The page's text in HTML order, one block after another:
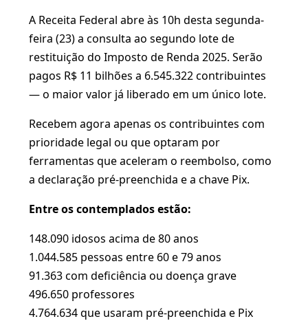
A Receita Federal abre às 10h desta segunda-
feira (23) a consulta ao segundo lote de
restituição do Imposto de Renda 2025. Serão
pagos R$ 11 bilhões a 6.545.322 contribuintes
— o maior valor já liberado em um único lote.
Recebem agora apenas os contribuintes com
prioridade legal ou que optaram por
ferramentas que aceleram o reembolso, como
a declaração pré-preenchida e a chave Pix.
Entre os contemplados estão:
148.090 idosos acima de 80 anos
1.044.585 pessoas entre 60 e 79 anos
91.363 com deficiência ou doença grave
496.650 professores
4.764.634 que usaram pré-preenchida e Pix